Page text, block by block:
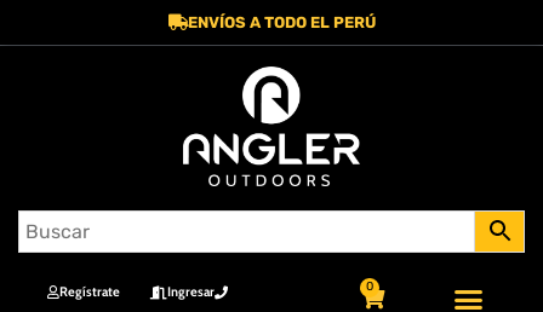
ENVÍOS A TODO EL PERÚ
Regístrate Ingresar 0